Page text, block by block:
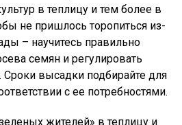
в теплицу и тем более в
не пришлось торопиться из-
– научитесь правильно
семян и регулировать
Сроки высадки подбирайте для
с ее потребностями.
жителей» в теплицу и